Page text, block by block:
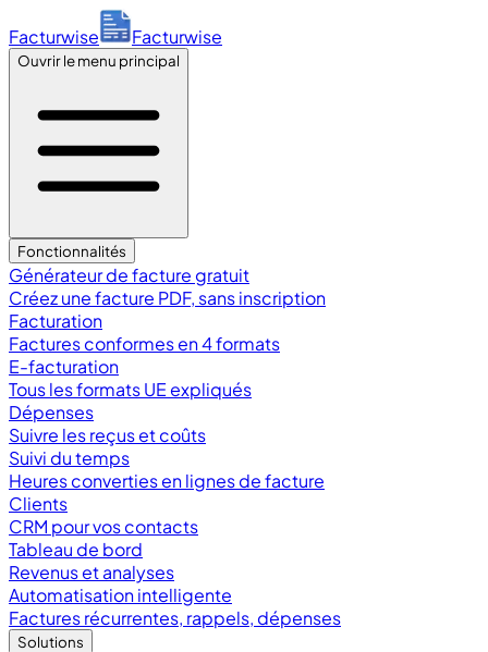
Facturwise Facturwise
Ouvrir le menu principal
Fonctionnalités
Générateur de facture gratuit
Créez une facture PDF, sans inscription
Facturation
Factures conformes en 4 formats
E-facturation
Tous les formats UE expliqués
Dépenses
Suivre les reçus et coûts
Suivi du temps
Heures converties en lignes de facture
Clients
CRM pour vos contacts
Tableau de bord
Revenus et analyses
Automatisation intelligente
Factures récurrentes, rappels, dépenses
Solutions